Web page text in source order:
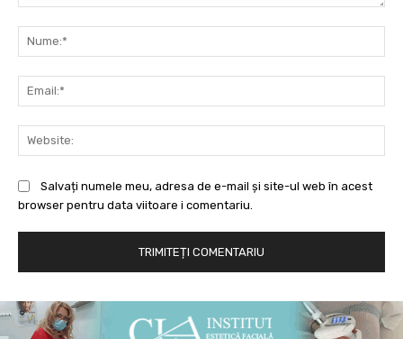
Salvați numele meu, adresa de e-mail și site-ul web în acest
browser pentru data viitoare i comentariu.